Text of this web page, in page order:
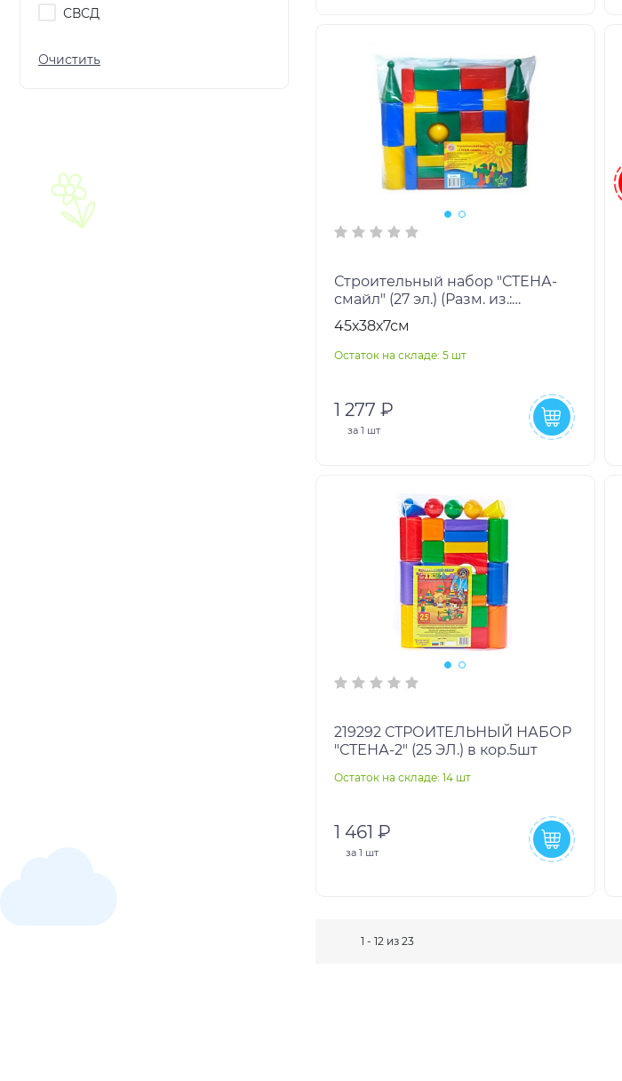
СВСД
Строительный набор "СТЕНА-
смайл" (27 эл.) (Разм. из.:
Размеры деталей кратны 7 см,
Цвет: мультиколор
45х38х7см
Остаток на складе: 5 шт
1 277 ₽
за 1 шт
219292 СТРОИТЕЛЬНЫЙ НАБОР
"СТЕНА-2" (25 ЭЛ.) в кор.5шт
Остаток на складе: 14 шт
1 461 ₽
за 1 шт
1 - 12 из 23